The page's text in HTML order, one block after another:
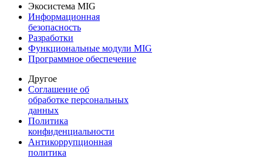
Экосистема MIG
Информационная
безопасность
Разработки
Функциональные модули MIG
Программное обеспечение
Другое
Соглашение об
обработке персональных
данных
Политика
конфиденциальности
Антикоррупционная
политика